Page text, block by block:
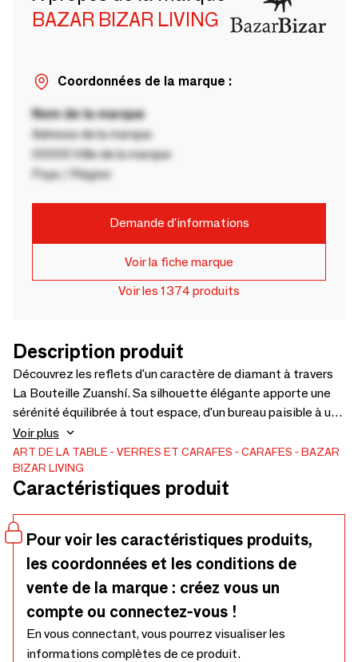
BAZAR BIZAR LIVING
Coordonnées de la marque :
Nom de la marque
Adresse de la marque
00000 Ville de la marque
Pays / Région
Demande d'informations
Voir la fiche marque
Voir les 1374 produits
Description produit
Découvrez les reflets d'un caractère de diamant à travers
La Bouteille Zuanshí. Sa silhouette élégante apporte une
sérénité équilibrée à tout espace, d'un bureau paisible à une
table partagée. Discrète mais raffinée, cette bouteille
d'eau en verre transforme l'acte simple de boire en un rituel
quotidien attentif. Façonnée soigneusement à la main, elle
devient un récipient fiable de capacité moyenne pour votre
quotidienne se transforme en un moment apaisant de
pause. Cette bouteille en verre bleu est fabriquée à la main
avec soin et révèle de légères variations de couleur et de
texture qui rendent chaque pièce naturellement unique.
Manipulez-la avec douceur et évitez les changements
brusques de température afin de préserver la solidité et la
clarté du verre.
Voir plus
ART DE LA TABLE VERRES ET CARAFES CARAFES
BAZAR
BIZAR LIVING
Caractéristiques produit
Pour voir les caractéristiques produits,
les coordonnées et les conditions de
vente de la marque : créez vous un
compte ou connectez-vous !
En vous connectant, vous pourrez visualiser les
informations complètes de ce produit.